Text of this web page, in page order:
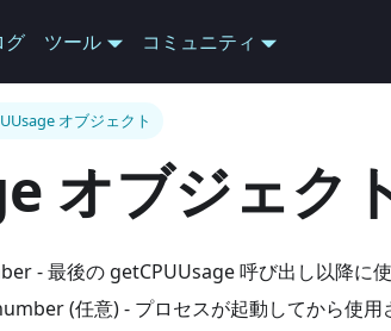
グ ツール コミュニティ
オブジェクト
オブジェク
- 最後の getCPUUsage 呼び出し以降に
(任意) - プロセスが起動してから使用